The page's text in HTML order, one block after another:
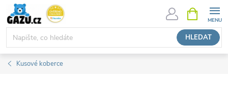
Přejít
obsah
HLEDAT
NÁKUPNÍ
KOŠÍK
Kusové koberce